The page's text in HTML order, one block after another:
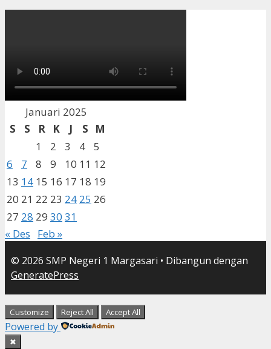
Januari 2025
S
S R K J S
M
1
2 3 4
5
6
7 8 9 10 11 12
13 14 15 16 17 18 19
20 21 22 23 24 25 26
27 28 29 30 31
« Des
Feb »
© 2026 SMP Negeri 1 Margasari • Dibangun dengan
GeneratePress
Customize Reject All Accept All
Powered by
✖